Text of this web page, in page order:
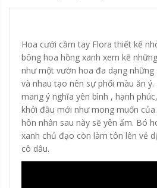
Hoa cưới cầm tay Flora thiết kế
bông hoa hồng xanh xem kẽ
như một vườn hoa đa dạng những
và nhau tạo nên sự phối màu ăn
mang ý nghĩa yên bình , hạnh
khởi đầu mới như mong muốn
hôn nhân sau này sẽ yên ấm. Bó
xanh chủ đạo còn làm tôn lên vẻ
cô dâu.